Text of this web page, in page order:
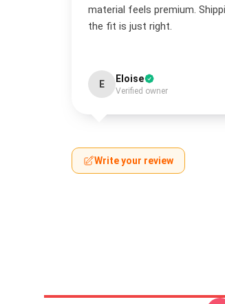
material feels premium.
the fit is just right.
E Eloise
Verified owner
Write your review